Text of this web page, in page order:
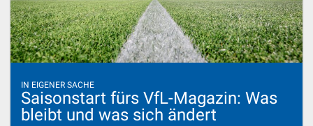
IN EIGENER SACHE
Saisonstart fürs VfL-Magazin: Was
bleibt und was sich ändert